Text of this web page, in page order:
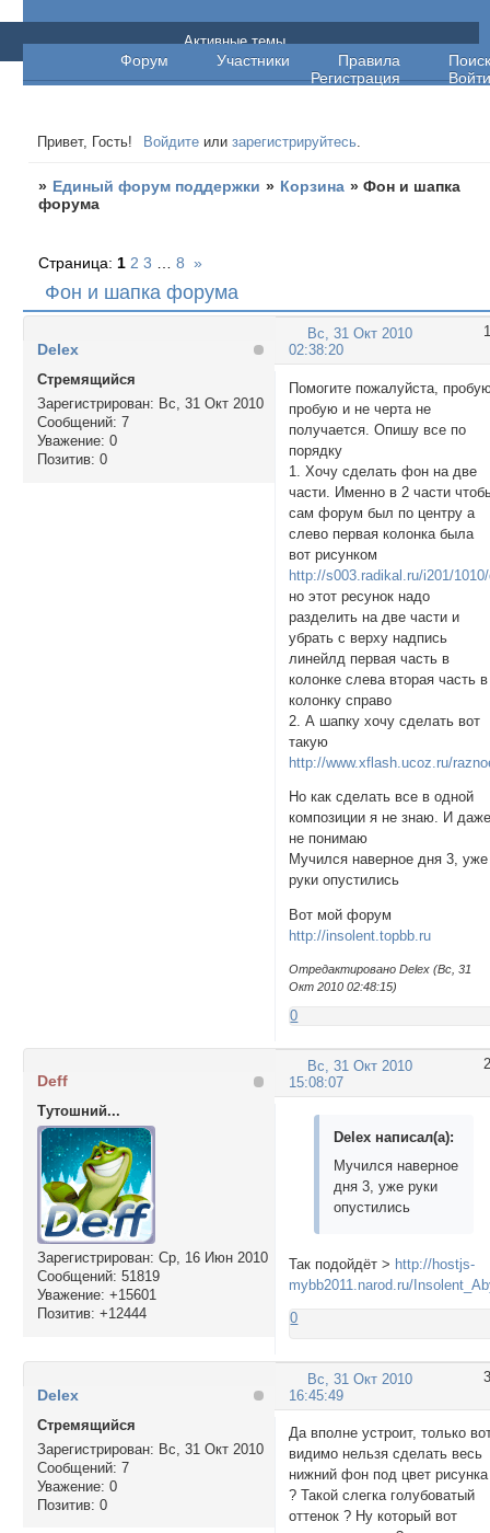
Единый форум поддержки
Форум Участники Правила
Поиск
Регистрация
Войти
Активные темы
Привет, Гость! Войдите илизарегистрируйтесь.
» Единый форум поддержки » Корзина »Фон и шапка
форума
Фон и шапка форума
Страница: 1 2 3 8 »
1
Вс, 31 Окт 2010
02:38:20
Delex
Стремящийся
Зарегистрирован: Вс, 31 Окт 2010
Сообщений: 7
Уважение: 0
Позитив: 0
Помогите пожалуйста,
пробую и не черта не
получается. Опишу все по
порядку
1. Хочу сделать фон на две
части. Именно в 2 части
сам форум был по центру а
слево первая колонка была
вот рисунком
http://s003.radikal.ru/i201/
но этот ресунок надо
разделить на две части и
убрать с верху надпись
линейлд первая часть в
колонке слева вторая часть в
колонку справо
2. А шапку хочу сделать вот
такую
http://www.xflash.ucoz.ru/
Но как сделать все в одной
композиции я не знаю. И
не понимаю
Мучился наверное дня 3, уже
руки опустились
Вот мой форум
http://insolent.topbb.ru
Отредактировано Delex (Вс, 31
Окт 2010 02:48:15)
0
2
Вс, 31 Окт 2010
15:08:07
Deff
Тутошний...
Зарегистрирован: Ср, 16 Июн 2010
Сообщений: 51819
Уважение: +15601
Позитив: +12444
Delex написал(а):
Мучился наверное
дня 3, уже руки
опустились
Так подойдёт > http://hostjs-
mybb2011.narod.ru/
0
3
Вс, 31 Окт 2010
16:45:49
Delex
Стремящийся
Зарегистрирован: Вс, 31 Окт 2010
Сообщений: 7
Уважение: 0
Позитив: 0
Да вполне устроит, только
видимо нельзя сделать весь
нижний фон под цвет рисунка
? Такой слегка голубоватый
оттенок ? Ну который вот